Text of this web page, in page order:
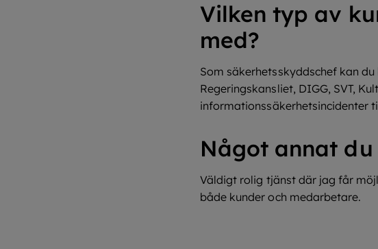
Vilken typ av
med?
Som säkerhetsskyddschef kan
Regeringskansliet, DIGG, SVT,
informationssäkerhetsincidenter
Något annat
Väldigt rolig tjänst där jag får
både kunder och medarbetare.